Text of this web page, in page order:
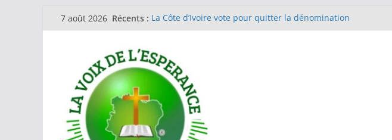
Passer
au
7 août 2026 Récents : La Côte d’Ivoire vote pour quitter la dénomination
Journée de la femme en l’Eglise Méthodiste de Cobaya en
EGLISE METHODISTE DE COTE D’IVOIRE
Formation des investigateurs sites de l’enquête de
prévalence ponctuelle sur l’utilisation des antibiotiques :
Une vingtaine de superviseurs formés
La gestion du Mpox : l’IPCI est en charge de la confirmation
des cas suspects